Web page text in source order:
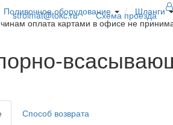
stroimat@tokc.ru Схема проезда
Поливочное оборудование Шланги
оплата картами в офисе не
Способ возврата